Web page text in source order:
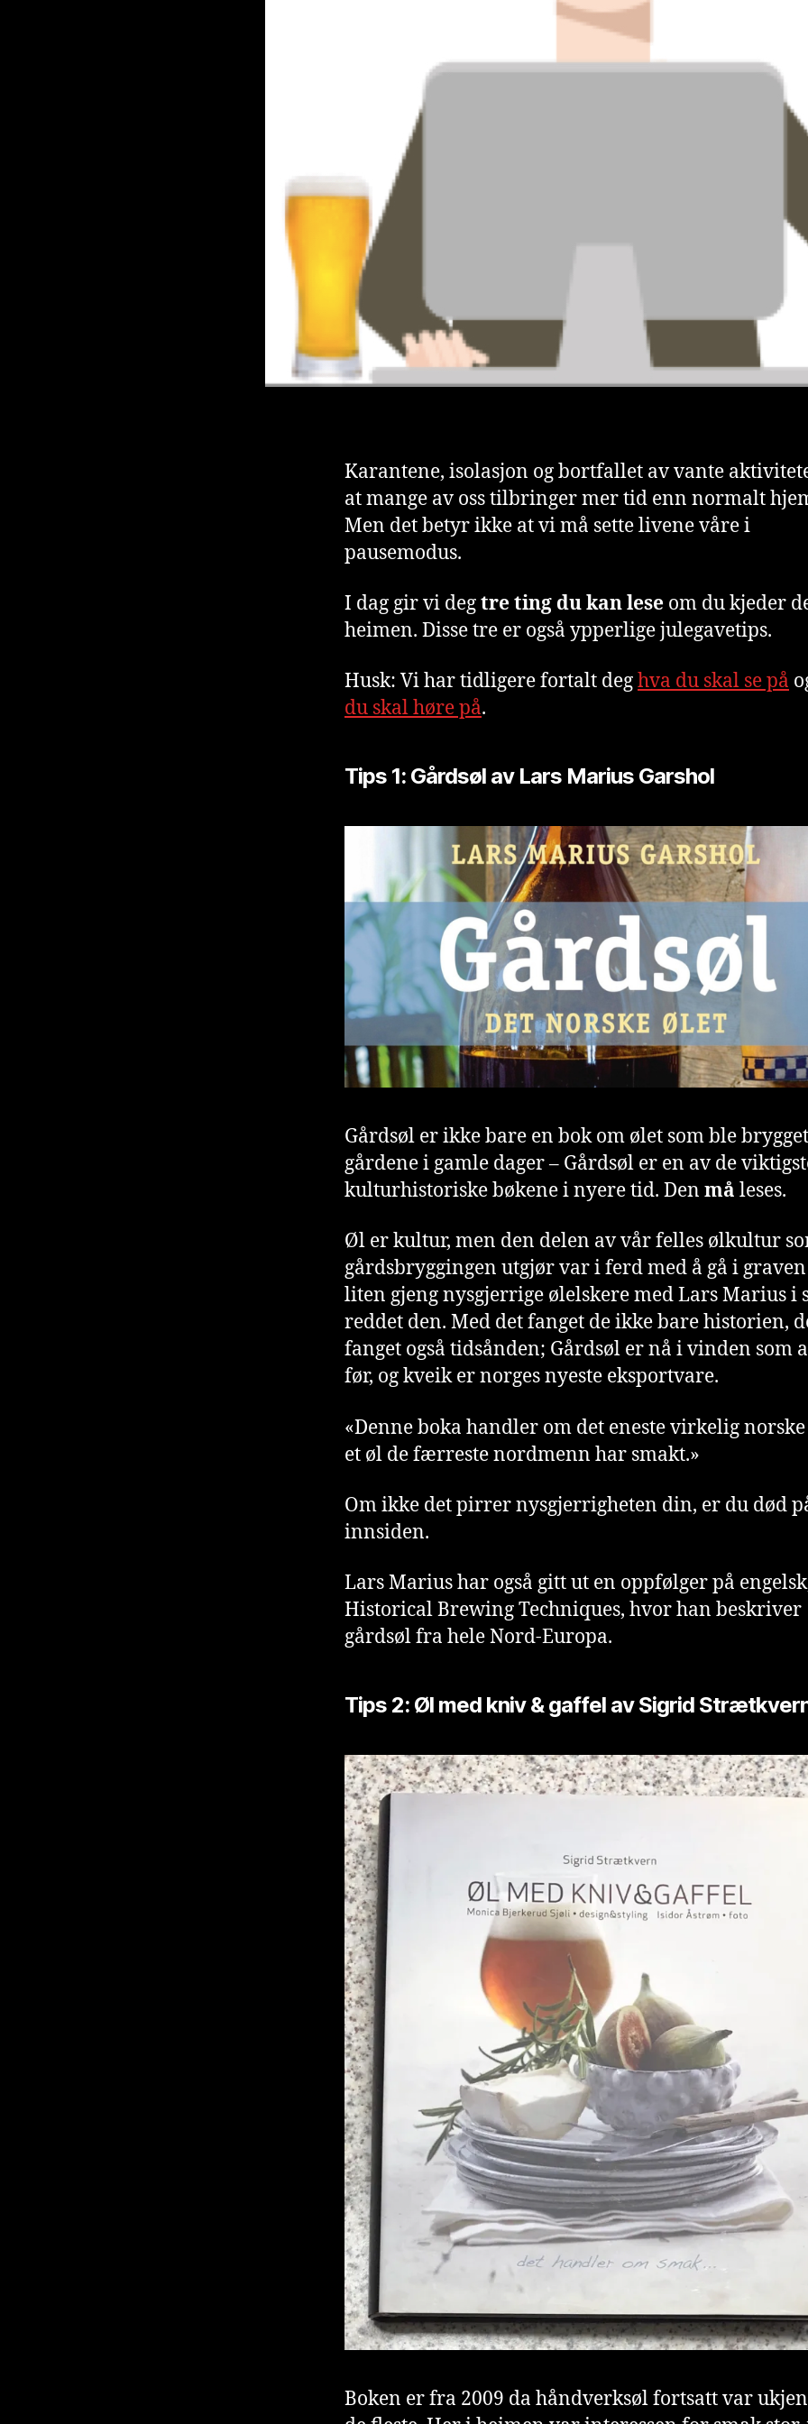
Karantene, isolasjon og bortfallet av vante
at mange av oss tilbringer mer tid enn normalt
Men det betyr ikke at vi må sette livene våre i
pausemodus.
I dag gir vi degtre ting du kan lese om du kjeder
heimen. Disse tre er også ypperlige julegavetips.
Husk: Vi har tidligere fortalt deghva du skal se på
du skal høre på.
Tips 1: Gårdsøl av Lars Marius Garshol
Gårdsøl er ikke bare en bok om ølet som ble
gårdene i gamle dager – Gårdsøl er en av de
kulturhistoriske bøkene i nyere tid. Den må leses.
Øl er kultur, men den delen av vår felles ølkultur
gårdsbryggingen utgjør var i ferd med å gå i
liten gjeng nysgjerrige ølelskere med Lars Marius i
reddet den. Med det fanget de ikke bare historien,
fanget også tidsånden; Gårdsøl er nå i vinden som
før, og kveik er norges nyeste eksportvare.
«Denne boka handler om det eneste virkelig
et øl de færreste nordmenn har smakt.»
Om ikke det pirrer nysgjerrigheten din, er du død
innsiden.
Lars Marius har også gitt ut en oppfølger på
Historical Brewing Techniques, hvor han beskriver
gårdsøl fra hele Nord-Europa.
Tips 2: Øl med kniv & gaffel av Sigrid
Boken er fra 2009 da håndverksøl fortsatt var